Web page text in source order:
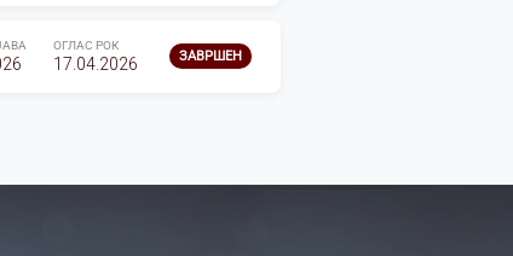
ОГЛАС РОК
17.04.2026 ЗАВРШЕН